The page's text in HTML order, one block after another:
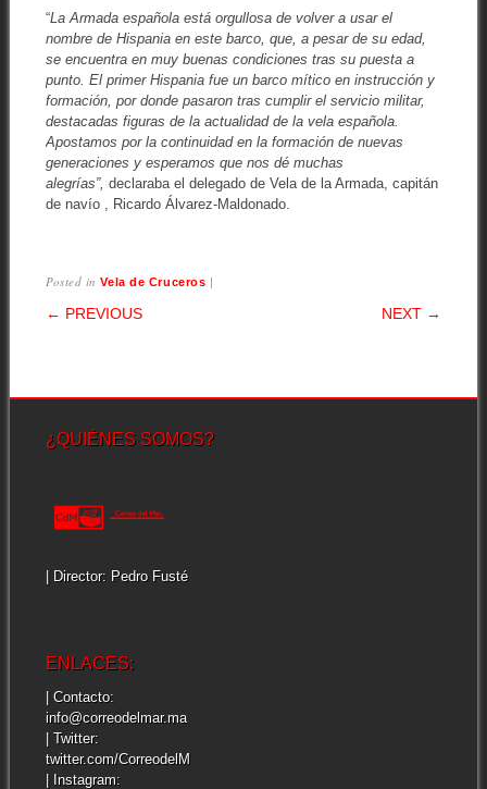
“La Armada española está orgullosa de volver a usar el
nombre de Hispania en este barco, que, a pesar de su edad,
se encuentra en muy buenas condiciones tras su puesta a
punto. El primer Hispania fue un barco mítico en instrucción y
formación, por donde pasaron tras cumplir el servicio militar,
destacadas figuras de la actualidad de la vela española.
Apostamos por la continuidad en la formación de nuevas
generaciones y esperamos que nos dé muchas
alegrías”, declaraba el delegado de Vela de la Armada, capitán
de navío , Ricardo Álvarez-Maldonado.
Posted inVela de Cruceros |
POST NAVIGATION
← PREVIOUS NEXT →
¿QUIÉNES SOMOS?
| Director: Pedro Fusté
ENLACES:
| Contacto:
info@correodelmar.ma
| Twitter:
twitter.com/CorreodelM
| Instagram: